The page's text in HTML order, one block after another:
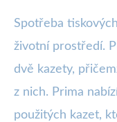
Spotřeba
životní prostředí.
dvě kazety,
z nich. Prima
použitých kazet,